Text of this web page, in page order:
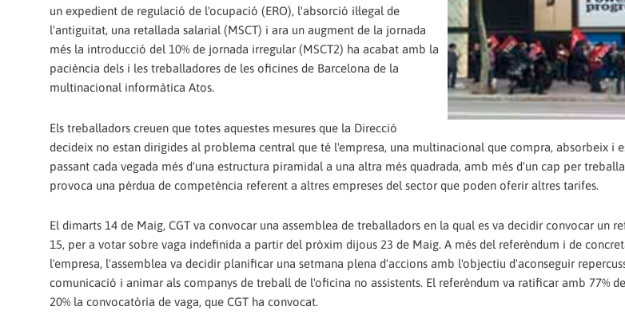
un expedient de regulació de l'ocupació (ERO), l'absorció il·legal de
l'antiguitat, una retallada salarial (MSCT) i ara un augment de la jornada
més la introducció del 10% de jornada irregular (MSCT2) ha acabat amb la
paciència dels i les treballadores de les oficines de Barcelona de la
multinacional informàtica Atos.
Els treballadors creuen que totes aquestes mesures que la Direcció
decideix no estan dirigides al problema central que té l'empresa, una multinacional que compra, absorbeix i
passant cada vegada més d'una estructura piramidal a una altra més quadrada, amb més d'un cap per
provoca una pèrdua de competència referent a altres empreses del sector que poden oferir altres tarifes.
El dimarts 14 de Maig, CGT va convocar una assemblea de treballadors en la qual es va decidir convocar un
15, per a votar sobre vaga indefinida a partir del pròxim dijous 23 de Maig. A més del referèndum i de
l'empresa, l'assemblea va decidir planificar una setmana plena d'accions amb l'objectiu d'aconseguir
comunicació i animar als companys de treball de l'oficina no assistents. El referèndum va ratificar amb 77%
20% la convocatòria de vaga, que CGT ha convocat.